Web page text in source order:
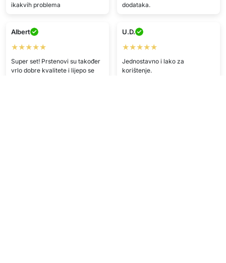
ikakvih problema
dodataka.
Albert
★★★★★
Super set! Prstenovi su također
vrlo dobre kvalitete i lijepo se
U.D.
★★★★★
Jednostavno i lako za
korištenje.